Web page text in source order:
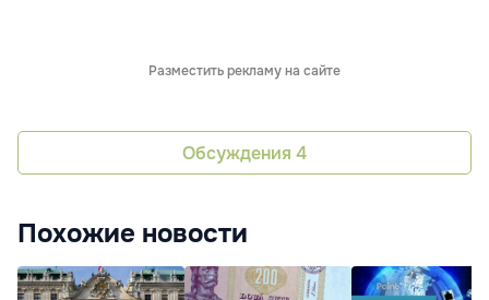
Разместить рекламу на сайте
Обсуждения 4
Похожие новости